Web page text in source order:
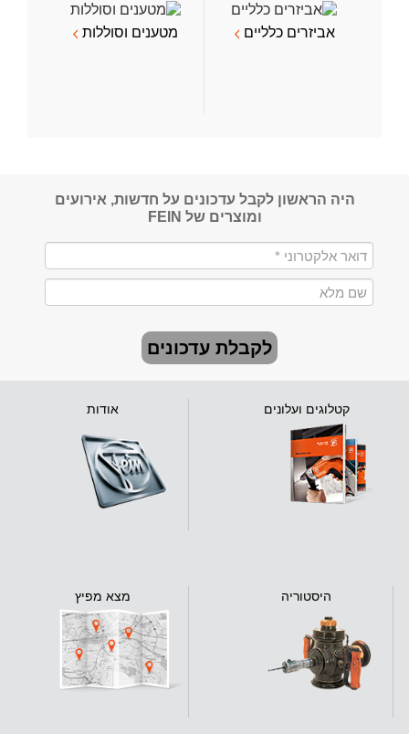
אביזרים כלליים מטענים וסוללות
היה הראשון לקבל עדכונים על חדשות, אירועים
ומוצרים של FEIN
לקבלת עדכונים
קטלוגים ועלונים אודות
היסטוריה מצא מפיץ